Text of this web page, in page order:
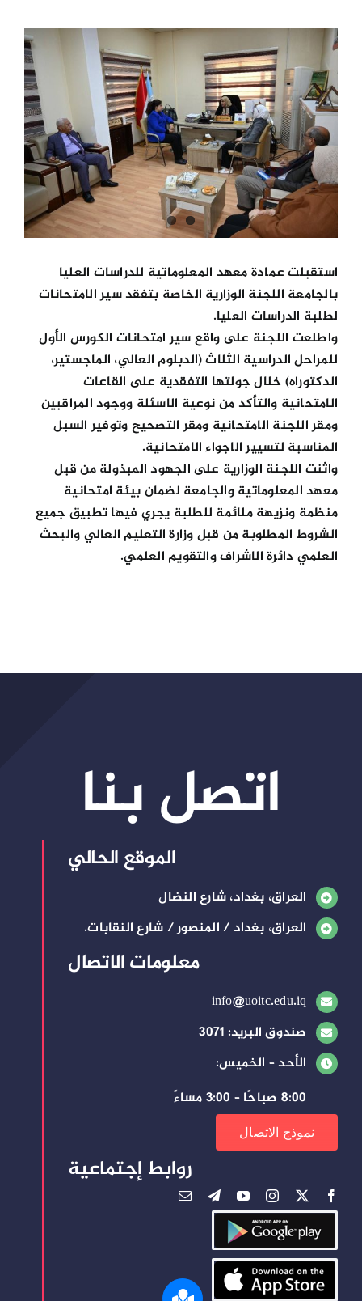
الكليات
المراكز
الخدمات
اتصل بنا
View
Larger
Image
استقبلت عمادة معهد المعلوماتية للدراسات العليا
بالجامعة اللجنة الوزارية الخاصة بتفقد سير الامتحانات
لطلبة الدراسات العليا.
واطلعت اللجنة على واقع سير امتحانات الكورس الأول
للمراحل الدراسية الثلاث (الدبلوم العالي، الماجستير،
الدكتوراه) خلال جولتها التفقدية على القاعات
الامتحانية والتأكد من نوعية الاسئلة ووجود المراقبين
ومقر اللجنة الامتحانية ومقر التصحيح وتوفير السبل
المناسبة لتسيير الاجواء الامتحانية.
واثنت اللجنة الوزارية على الجهود المبذولة من قبل
معهد المعلوماتية والجامعة لضمان بيئة امتحانية
منظمة ونزيهة ملائمة للطلبة يجري فيها تطبيق جميع
الشروط المطلوبة من قبل وزارة التعليم العالي والبحث
العلمي دائرة الاشراف والتقويم العلمي.
اتصل بنا
الموقع الحالي
العراق، بغداد، شارع النضال
العراق، بغداد / المنصور / شارع النقابات.
معلومات الاتصال
info@uoitc.edu.iq
صندوق البريد: 3071
الأحد – الخميس:
8:00 صباحًا – 3:00 مساءً
نموذج الاتصال
روابط إجتماعية